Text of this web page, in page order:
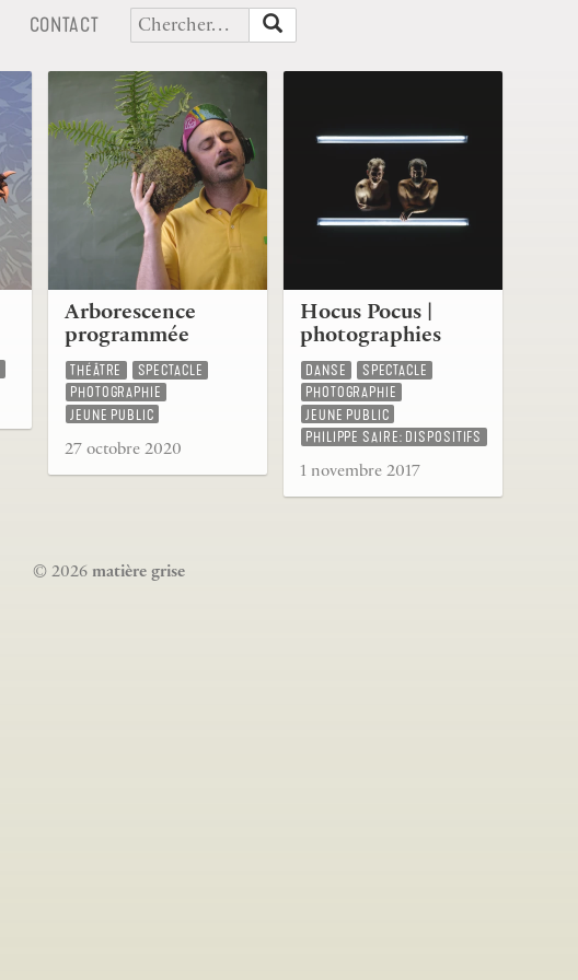
(CURRENT)
CONTACT(CURRENT)
Arborescence
programmée
THÉÂTRE
SPECTACLE
PHOTOGRAPHIE
JEUNE PUBLIC
27 octobre 2020
Hocus Pocus |
photographies
DANSE
SPECTACLE
PHOTOGRAPHIE
JEUNE PUBLIC
PHILIPPE SAIRE: DISPOSITIFS
1 novembre 2017
© 2026 matière grise